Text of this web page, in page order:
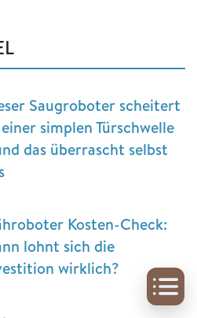
Saugroboter scheitert
simplen Türschwelle
das überrascht selbst
Kosten-Check:
lohnt sich die
wirklich?